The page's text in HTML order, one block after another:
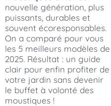
nouvelle génération, plus
puissants, durables et
souvent écoresponsables.
On a comparé pour vous
les 5 meilleurs modèles de
2025. Résultat : un guide
clair pour enfin profiter de
votre jardin sans devenir
le buffet à volonté des
moustiques !